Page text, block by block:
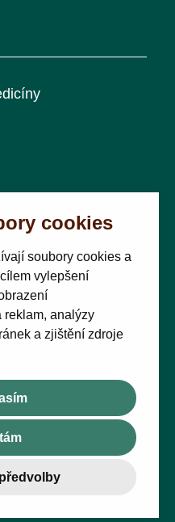
cookies
soubory cookies a
vylepšení
reklam, analýzy
a zjištění zdroje